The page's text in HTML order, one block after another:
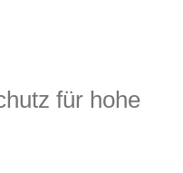
für hohe